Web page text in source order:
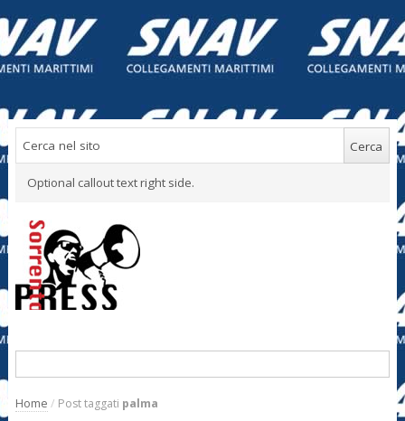
Optional callout text right side.
Home / Post taggati palma